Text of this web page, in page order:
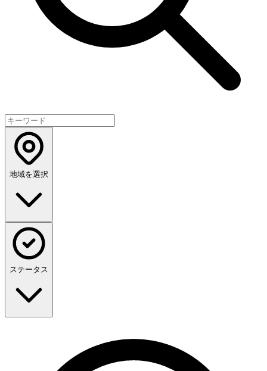
地域を選択
ステータス